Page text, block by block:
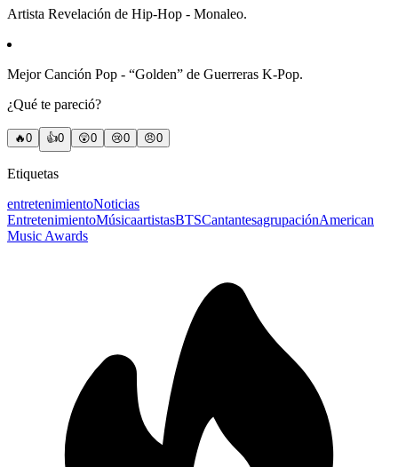
Artista Revelación de Hip-Hop - Monaleo.
Mejor Canción Pop - “Golden” de Guerreras K-Pop.
¿Qué te pareció?
🔥0 👍0 😲0 😢0 😠0
Etiquetas
entretenimientoNoticias
EntretenimientoMúsicaartistasBTSCantantesagrupaciónAmerican
Music Awards